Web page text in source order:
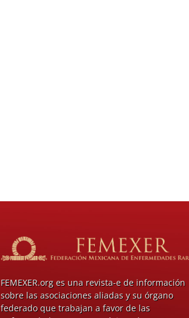
FEMEXER.org es una revista-e de información
sobre las asociaciones aliadas y su órgano
federado que trabajan a favor de las